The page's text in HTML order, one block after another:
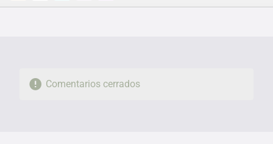
FACEBOOKTWITTERFLIPBOARD
E-
WHATSAPP
Comentarios cerrados